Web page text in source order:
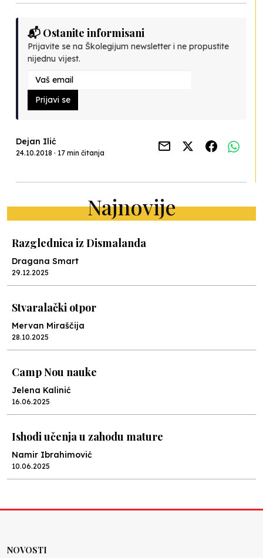
📬 Ostanite informisani
Prijavite se na Školegijum newsletter i ne propustite
nijednu vijest.
Prijavi se
Dejan Ilić
24.10.2018 · 17 min čitanja
Najnovije
Razglednica iz Dismalanda
Dragana Smart
29.12.2025
Stvaralački otpor
Mervan Miraščija
28.10.2025
Camp Nou nauke
Jelena Kalinić
16.06.2025
Ishodi učenja u zahodu mature
Namir Ibrahimović
10.06.2025
NOVOSTI